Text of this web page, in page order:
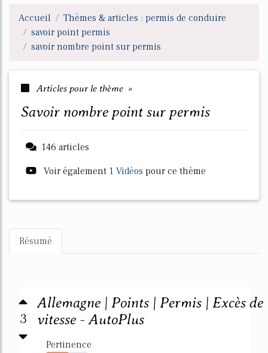
Accueil
Thèmes & articles : permis de conduire
savoir point permis
savoir nombre point sur permis
Articles pour le thème »
savoir nombre point sur permis
146 articles
Voir également 1 Vidéos pour ce thème
Résumé
3
Allemagne | Points | Permis | Excès de
vitesse - AutoPlus
Pertinence